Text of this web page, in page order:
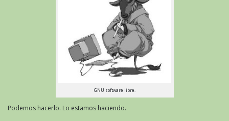
GNU software libre.
Podemos hacerlo. Lo estamos haciendo.